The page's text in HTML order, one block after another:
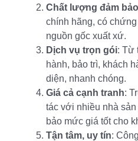
Chất lượng đảm bảo
chính hãng, có
nguồn gốc xuất xứ.
Dịch vụ trọn gói: Từ
hành, bảo trì, khách
diện, nhanh chóng.
Giá cả cạnh tranh:
tác với nhiều nhà
bảo mức giá tốt cho
Tận tâm, uy tín: